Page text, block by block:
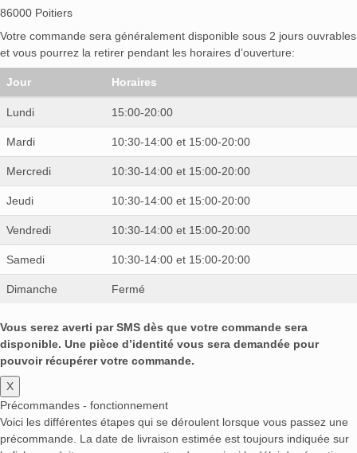
86000 Poitiers
Votre commande sera généralement disponible sous 2 jours ouvrables
et vous pourrez la retirer pendant les horaires d’ouverture:
Jour Horaires
Lundi 15:00-20:00
Mardi 10:30-14:00 et 15:00-20:00
Mercredi 10:30-14:00 et 15:00-20:00
Jeudi 10:30-14:00 et 15:00-20:00
Vendredi 10:30-14:00 et 15:00-20:00
Samedi 10:30-14:00 et 15:00-20:00
Dimanche Fermé
Vous serez averti par SMS dès que votre commande sera
disponible. Une pièce d’identité vous sera demandée pour
pouvoir récupérer votre commande.
X
Précommandes - fonctionnement
Voici les différentes étapes qui se déroulent lorsque vous passez une
précommande. La date de livraison estimée est toujours indiquée sur